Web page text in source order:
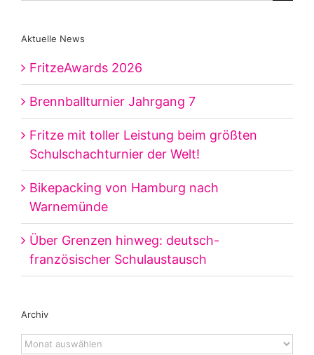
Aktuelle News
FritzeAwards 2026
Brennballturnier Jahrgang 7
Fritze mit toller Leistung beim größten
Schulschachturnier der Welt!
Bikepacking von Hamburg nach
Warnemünde
Über Grenzen hinweg: deutsch-
französischer Schulaustausch
Archiv
Archiv